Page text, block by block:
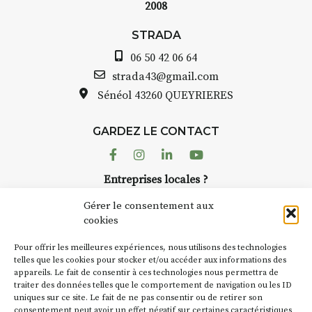
Gérer le consentement aux
cookies
Pour offrir les meilleures expériences, nous utilisons des technologies
telles que les cookies pour stocker et/ou accéder aux informations des
appareils. Le fait de consentir à ces technologies nous permettra de
traiter des données telles que le comportement de navigation ou les ID
uniques sur ce site. Le fait de ne pas consentir ou de retirer son
avez ouvert une galerie à
Auzon…
Bernard TURLE Le Fumoir n’est
pas une galerie permanente.
AuzonToujours organise
dans le village. Des artistes et
caves, les granges d’Auzon. Le
Fumoir est l’un de ces espaces
d’autres activités culturelles de
la Petite Cité de Caractère. Par
exemple, l’installationCochon
Charbons’inscrit comme en
« off » du festival d’Auzon 2026
2008
STRADA
06 50 42 06 64
strada43@gmail.com
Sénéol 43260 QUEYRIERES
GARDEZ LE CONTACT
FacebookInstagram
LinkedinYoutube
Entreprises locales ?
Suivez toute l'actu de Strada